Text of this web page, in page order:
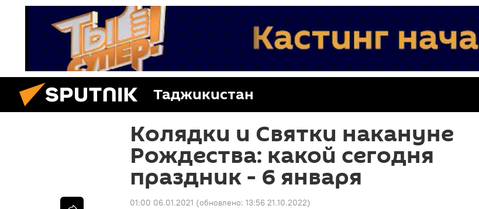
Таджикистан
Колядки и Святки накануне
Рождества: какой сегодня
праздник - 6 января
01:00 06.01.2021 (обновлено: 13:56 21.10.2022)